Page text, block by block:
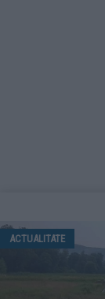
ACTUALITATE